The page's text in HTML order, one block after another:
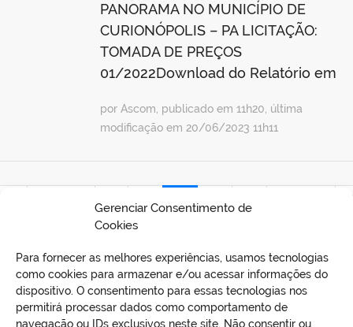
Gerenciar Consentimento de
Cookies
Para fornecer as melhores experiências, usamos tecnologias
como cookies para armazenar e/ou acessar informações do
dispositivo. O consentimento para essas tecnologias nos
permitirá processar dados como comportamento de
navegação ou IDs exclusivos neste site. Não consentir ou
PANORAMA NO MUNICÍPIO DE
CURIONÓPOLIS – PA LICITAÇÃO:
TOMADA DE PREÇOS
01/2022Download do Relatório em
por Ascom, publicado em 11h20, última
modificação em 20/06/2023 11h11
05